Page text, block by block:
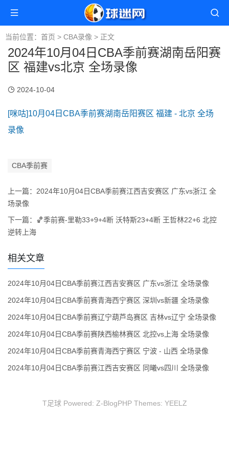
当前位置： 首页 > CBA录像 > 正文
2024年10月04日CBA季前赛湖南岳阳赛
区 福建vs北京 全场录像
2024-10-04
[咪咕]10月04日CBA季前赛湖南岳阳赛区 福建 - 北京 全场
录像
CBA季前赛
上一篇： 2024年10月04日CBA季前赛江西吉安赛区 广东vs浙江 全
场录像
下一篇： 🏀季前赛-里勒33+9+4断 沃特斯23+4断 王哲林22+6 北控
逆转上海
相关文章
2024年10月04日CBA季前赛江西吉安赛区 广东vs浙江 全场录像
2024年10月04日CBA季前赛青海西宁赛区 深圳vs新疆 全场录像
2024年10月04日CBA季前赛辽宁葫芦岛赛区 吉林vs辽宁 全场录像
2024年10月04日CBA季前赛陕西榆林赛区 北控vs上海 全场录像
2024年10月04日CBA季前赛青海西宁赛区 宁波 - 山西 全场录像
2024年10月04日CBA季前赛江西吉安赛区 同曦vs四川 全场录像
T足球 Powered: Z-BlogPHPThemes: YEELZ